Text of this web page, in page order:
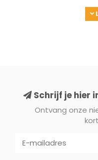
betrouwbare
verschillende
Binnen ons
Schrijf je hier
Ontvang onze